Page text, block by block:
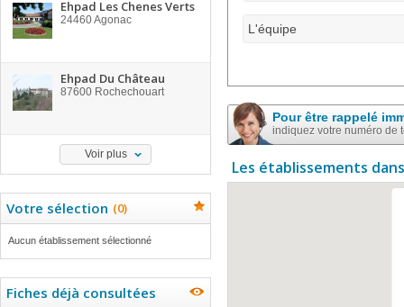
Ehpad Les Chenes Verts
24460Agonac
Ehpad Du Château
87600 Rochechouart
Voir plus
Votre sélection (0)
Aucun établissement sélectionné
Fiches déjà consultées
L'équipe
Pour être rappelé
indiquez votre numéro de
Les établissements